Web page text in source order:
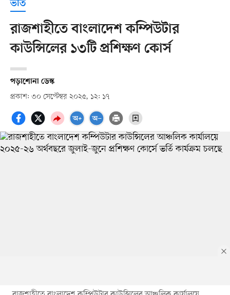
ভর্তি
রাজশাহীতে বাংলাদেশ কম্পিউটার
কাউন্সিলের ১৩টি প্রশিক্ষণ কোর্স
পড়াশোনা ডেস্ক
প্রকাশ: ৩০ সেপ্টেম্বর ২০২৫, ১২: ১৭